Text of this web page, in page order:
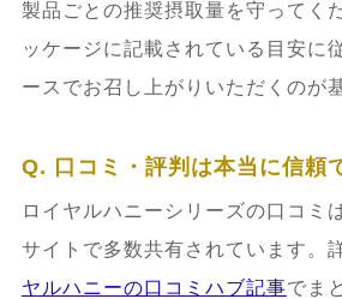
製品ごとの推奨摂取量を守ってく
ッケージに記載されている目安に
ースでお召し上がりいただくのが
Q. 口コミ・評判は本当に信頼
ロイヤルハニーシリーズの口コミ
サイトで多数共有されています。
ヤルハニーの口コミハブ記事でま